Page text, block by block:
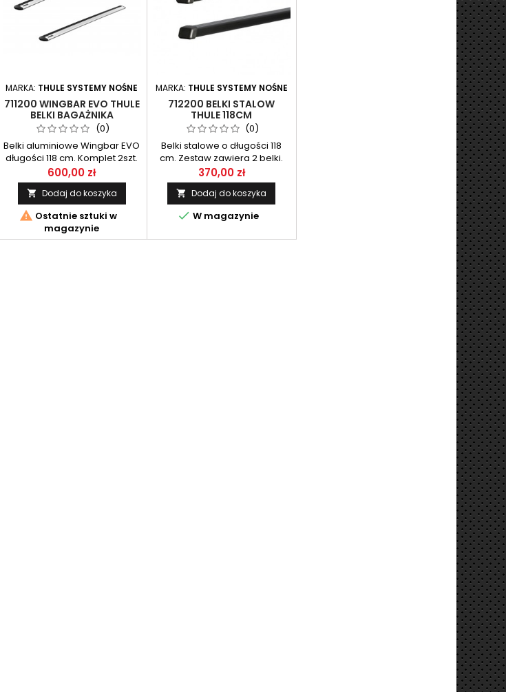
MARKA: THULE SYSTEMY NOŚNE
711200 WINGBAR EVO THULE
BELKI BAGAŻNIKA
(0)
Belki aluminiowe Wingbar EVO
długości 118 cm. Komplet 2szt.
600,00 zł
 Dodaj do koszyka
 Ostatnie sztuki w
magazynie
MARKA: THULE SYSTEMY NOŚNE
712200 BELKI STALOW
THULE 118CM
(0)
Belki stalowe o długości 118
cm. Zestaw zawiera 2 belki.
370,00 zł
 Dodaj do koszyka
 W magazynie